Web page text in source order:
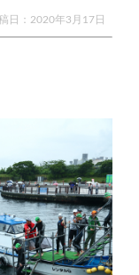
日： 2020年3月17日